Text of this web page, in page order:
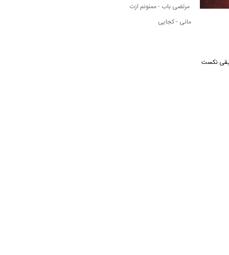
از رسانه موسیقی نکست
مرتضی باب - ممنونم ازت
مانی - کجایی